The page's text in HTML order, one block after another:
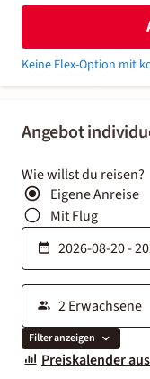
Angebot
Wie willst du reisen?
Eigene Anreise
Mit Flug
Filter anzeigen
Preiskalender
Keine Flex-Option mit